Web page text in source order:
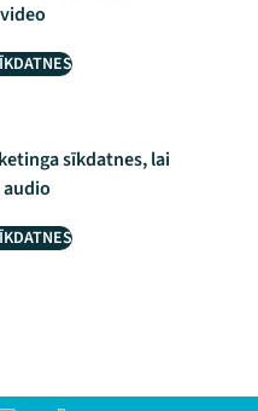
sīkdatnes, lai